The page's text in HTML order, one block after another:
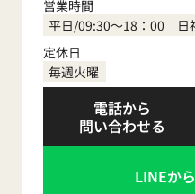
営業時間
平日/09:30～18：00 日
定休日
毎週火曜
電話から
問い合わせる
LINEか